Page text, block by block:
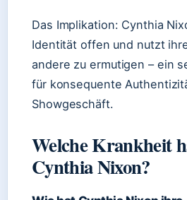
Das Implikation: Cynthia
Identität offen und nutzt
andere zu ermutigen – ein
für konsequente
Showgeschäft.
Welche Krankheit
Cynthia Nixon?